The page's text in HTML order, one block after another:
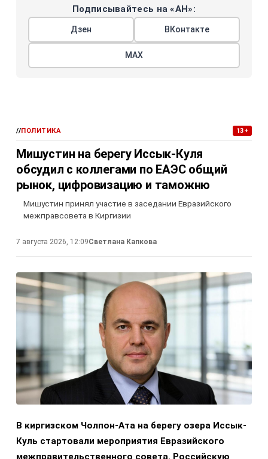
Подписывайтесь на «АН»:
Дзен ВКонтакте
МАХ
//ПОЛИТИКА 13+
Мишустин на берегу Иссык-Куля
обсудил с коллегами по ЕАЭС общий
рынок, цифровизацию и таможню
Мишустин принял участие в заседании Евразийского
межправсовета в Киргизии
7 августа 2026, 12:09Светлана Капкова
В киргизском Чолпон-Ата на берегу озера Иссык-
Куль стартовали мероприятия Евразийского
межправительственного совета. Российскую